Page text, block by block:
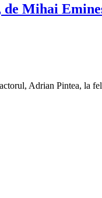
de Mihai
Adrian Pintea, la